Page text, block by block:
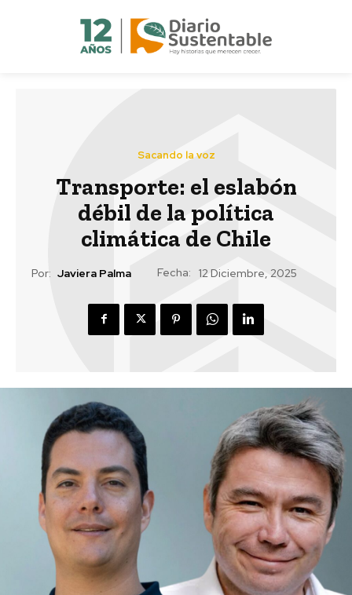
Sacando la voz
Transporte: el eslabón
débil de la política
climática de Chile
Por: Javiera Palma Fecha: 12 Diciembre, 2025